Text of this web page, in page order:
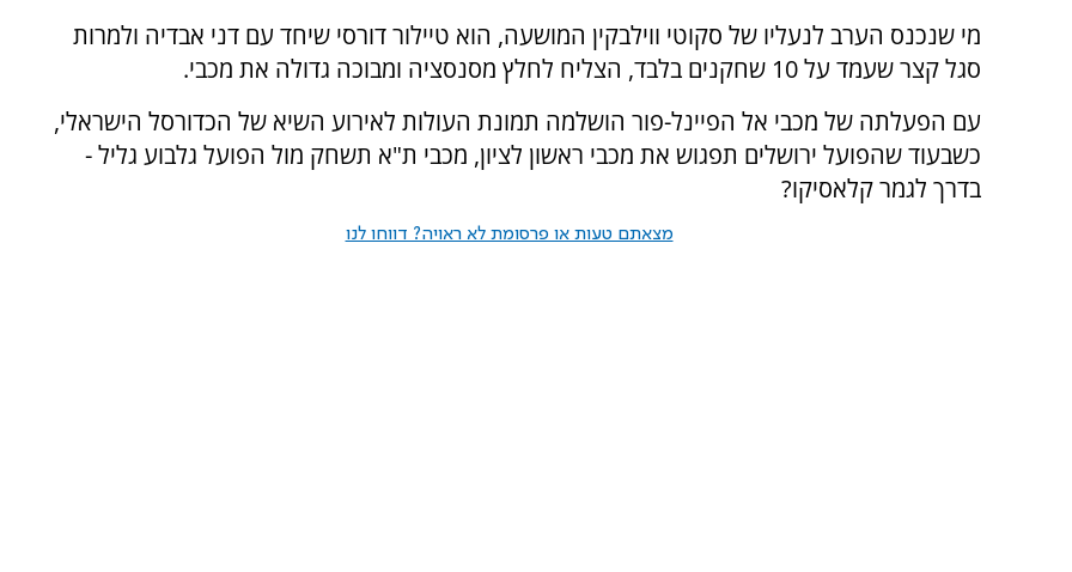
מי שנכנס הערב לנעליו של סקוטי ווילבקין המושעה, הוא טיילור דורסי שיחד עם דני אבדיה ולמרות
סגל קצר שעמד על 10 שחקנים בלבד, הצליח לחלץ מסנסציה ומבוכה גדולה את מכבי.
עם הפעלתה של מכבי אל הפיינל-פור הושלמה תמונת העולות לאירוע השיא של הכדורסל הישראלי,
כשבעוד שהפועל ירושלים תפגוש את מכבי ראשון לציון, מכבי ת"א תשחק מול הפועל גלבוע גליל -
בדרך לגמר קלאסיקו?
מצאתם טעות או פרסומת לא ראויה? דווחו לנו